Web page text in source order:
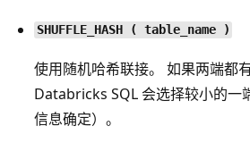
SHUFFLE_HASH ( table_name )
使用随机哈希联接。 如果两端都
Databricks SQL 会选择较小的一
信息确定）。